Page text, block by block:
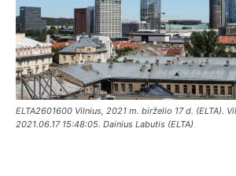
ELTA2601600 Vilnius, 2021 m. birželio 17 d. (ELTA).
2021.06.17 15:48:05. Dainius Labutis (ELTA)